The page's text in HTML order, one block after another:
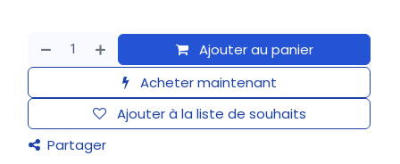
Ajouter au panier
Acheter maintenant
Ajouter à la liste de souhaits
Partager